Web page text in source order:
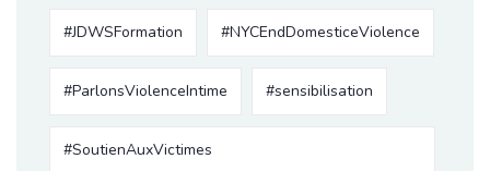
#JDWSFormation #NYCEndDomesticeViolence
#ParlonsViolenceIntime #sensibilisation
#SoutienAuxVictimes